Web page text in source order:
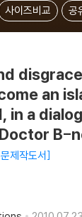
사이즈비교 공
an
in a
B-
제작도서